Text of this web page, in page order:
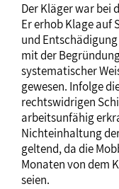
Der Kläger war bei
Er erhob Klage auf
und
mit der
systematischer
gewesen. Infolge
rechtswidrigen
arbeitsunfähig
Nichteinhaltung
geltend, da die
Monaten von dem
seien.